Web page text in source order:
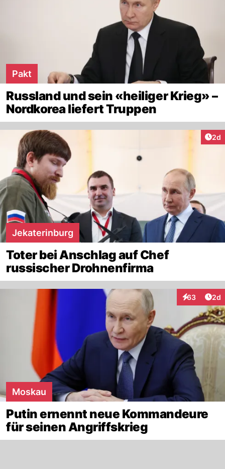
Pakt
Russland und sein «heiliger Krieg» –
Nordkorea liefert Truppen
2d
Jekaterinburg
Toter bei Anschlag auf Chef
russischer Drohnenfirma
63
Interaktionen
2d
Moskau
Putin ernennt neue Kommandeure
für seinen Angriffskrieg